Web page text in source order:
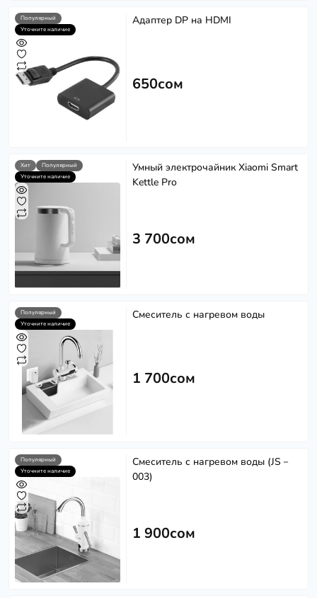
Популярный
Уточните наличие
Адаптер DP на HDMI
650сом
Хит
Популярный
Уточните наличие
Умный электрочайник Xiaomi Smart
Kettle Pro
3 700сом
Популярный
Уточните наличие
Смеситель с нагревом воды
1 700сом
Популярный
Уточните наличие
Смеситель с нагревом воды (JS－
003)
1 900сом